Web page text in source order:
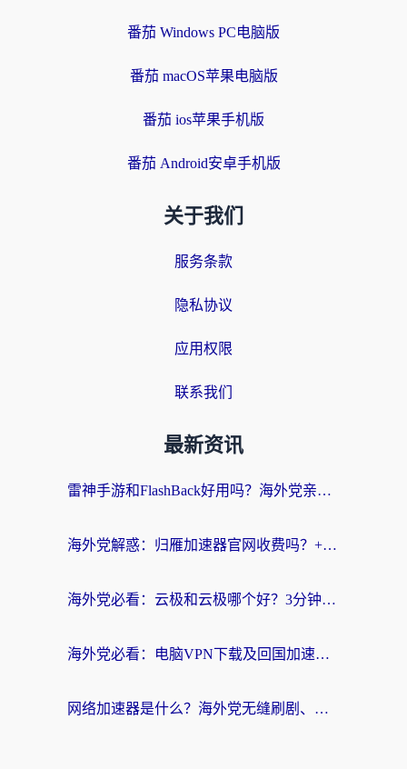
番茄 Windows PC电脑版
番茄 macOS苹果电脑版
番茄 ios苹果手机版
番茄 Android安卓手机版
关于我们
服务条款
隐私协议
应用权限
联系我们
最新资讯
雷神手游和FlashBack好用吗？海外党亲测指南，避开破解版坑轻松访问国内资源
海外党解惑：归雁加速器官网收费吗？+3个回国加速问题的真实答案
海外党必看：云极和云极哪个好？3分钟选对回国加速器，无缝访问国内资源
海外党必看：电脑VPN下载及回国加速器选择指南——无缝访问国内资源不再难
网络加速器是什么？海外党无缝刷剧、看NBA的实用指南